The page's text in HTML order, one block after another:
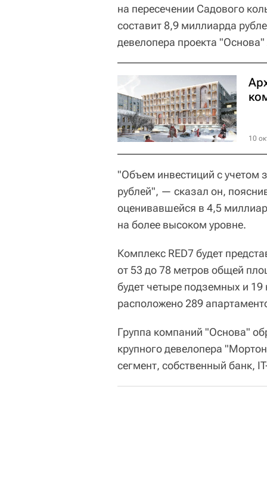
на пересечении Садового
составит 8,9 миллиарда
девелопера проекта
10
"Объем инвестиций с учетом
рублей", — сказал он,
оценивавшейся в 4,5
на более высоком уровне.
Комплекс RED7 будет
от 53 до 78 метров общей
будет четыре подземных и
расположено 289
Группа компаний "Основа"
крупного девелопера
сегмент, собственный банк,